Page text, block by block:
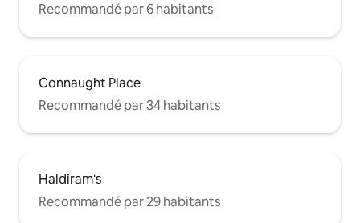
Recommandé par 6 habitants
Connaught Place
Recommandé par 34 habitants
Haldiram's
Recommandé par 29 habitants